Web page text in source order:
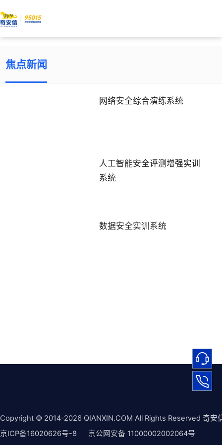
焦点新闻
网络安全综合演练系统
人工智能安全评测增强实训
系统
数据安全实训系统
Copyright © 2014-2026 QIANXIN.COM All Rights Reserved 奇安
京ICP备16020626号-8
京公网安备 11000002002064号